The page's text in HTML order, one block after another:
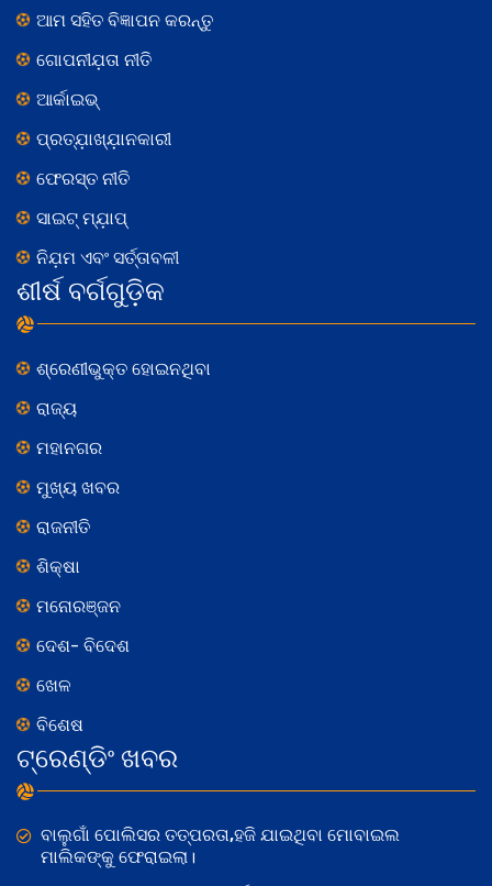
ଆମ ସହିତ ବିଜ୍ଞାପନ କରନ୍ତୁ
ଗୋପନୀଯ଼ତା ନୀତି
ଆର୍କାଇଭ୍
ପ୍ରତ୍ଯ଼ାଖ୍ଯ଼ାନକାରୀ
ଫେରସ୍ତ ନୀତି
ସାଇଟ୍ ମ୍ଯ଼ାପ୍
ନିଯ଼ମ ଏବଂ ସର୍ତ୍ତାବଳୀ
ଶୀର୍ଷ ବର୍ଗଗୁଡ଼ିକ
ଶ୍ରେଣୀଭୁକ୍ତ ହୋଇନଥିବା
ରାଜ୍ୟ
ମହାନଗର
ମୁଖ୍ୟ ଖବର
ରାଜନୀତି
ଶିକ୍ଷା
ମନୋରଞ୍ଜନ
ଦେଶ- ବିଦେଶ
ଖେଳ
ବିଶେଷ
ଟ୍ରେଣ୍ଡିଂ ଖବର
ବାଲୁଗାଁ ପୋଲିସର ତତ୍‌ପରତା,ହଜି ଯାଇଥିବା ମୋବାଇଲ
ମାଲିକଙ୍କୁ ଫେରାଇଲା।